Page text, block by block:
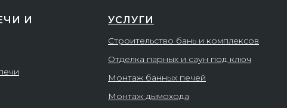
И
УСЛУГИ
Строительство бань и комплексов
Отделка парных и саун под ключ
Монтаж банных печей
Монтаж дымохода